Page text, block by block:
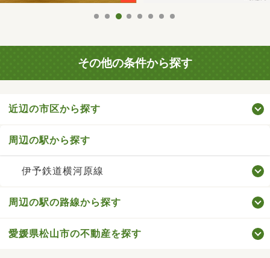
その他の条件から探す
近辺の市区から探す
周辺の駅から探す
伊予鉄道横河原線
周辺の駅の路線から探す
愛媛県松山市の不動産を探す